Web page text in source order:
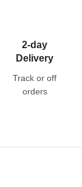
2-day
Delivery
Track or off
orders